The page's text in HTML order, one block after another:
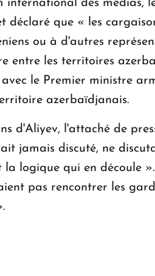
international des médias,
déclaré que « les
ou à d'autres
entre les territoires
le Premier ministre
azerbaïdjanais.
d'Aliyev, l'attaché de
jamais discuté, ne
logique qui en découle
pas rencontrer les